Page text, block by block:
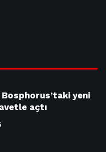
yeni
açtı